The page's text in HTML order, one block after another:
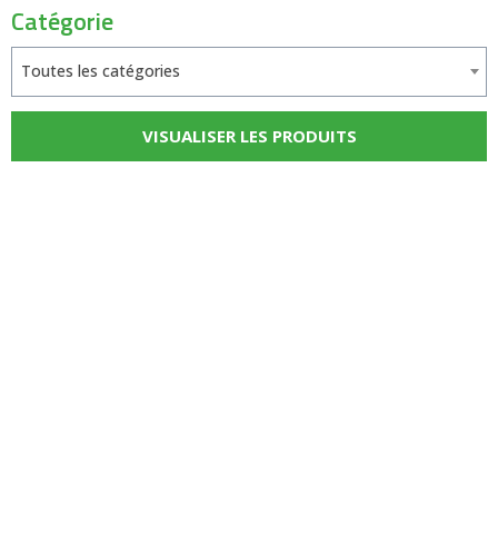
Catégorie
Toutes les catégories